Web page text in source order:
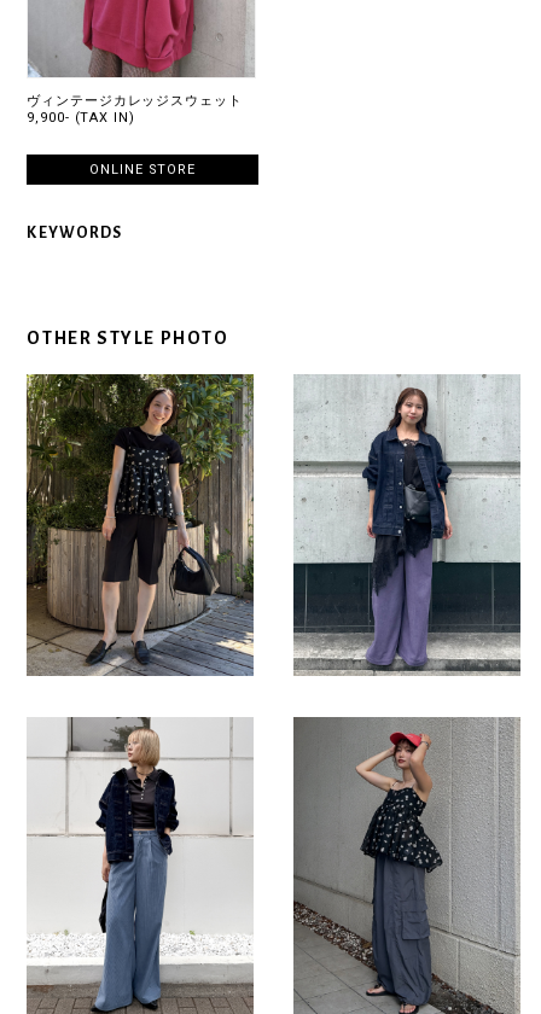
ヴィンテージカレッジスウェット
9,900- (TAX IN)
ONLINE STORE
KEYWORDS
OTHER STYLE PHOTO